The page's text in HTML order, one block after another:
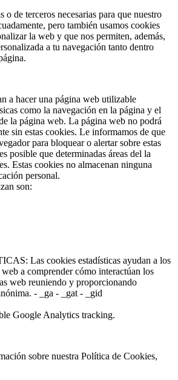
o de terceros necesarias para que nuestro
pero también usamos cookies
la web y que nos permiten, además,
a tu navegación tanto dentro
a hacer una página web utilizable
como la navegación en la página y el
la página web. La página web no podrá
sin estas cookies. Le informamos de que
para bloquear o alertar sobre estas
posible que determinadas áreas del la
Estas cookies no almacenan ninguna
personal.
son:
Las cookies estadísticas ayudan a los
a comprender cómo interactúan los
web reuniendo y proporcionando
- _ga - _gat - _gid
Google Analytics tracking.
sobre nuestra Política de Cookies,